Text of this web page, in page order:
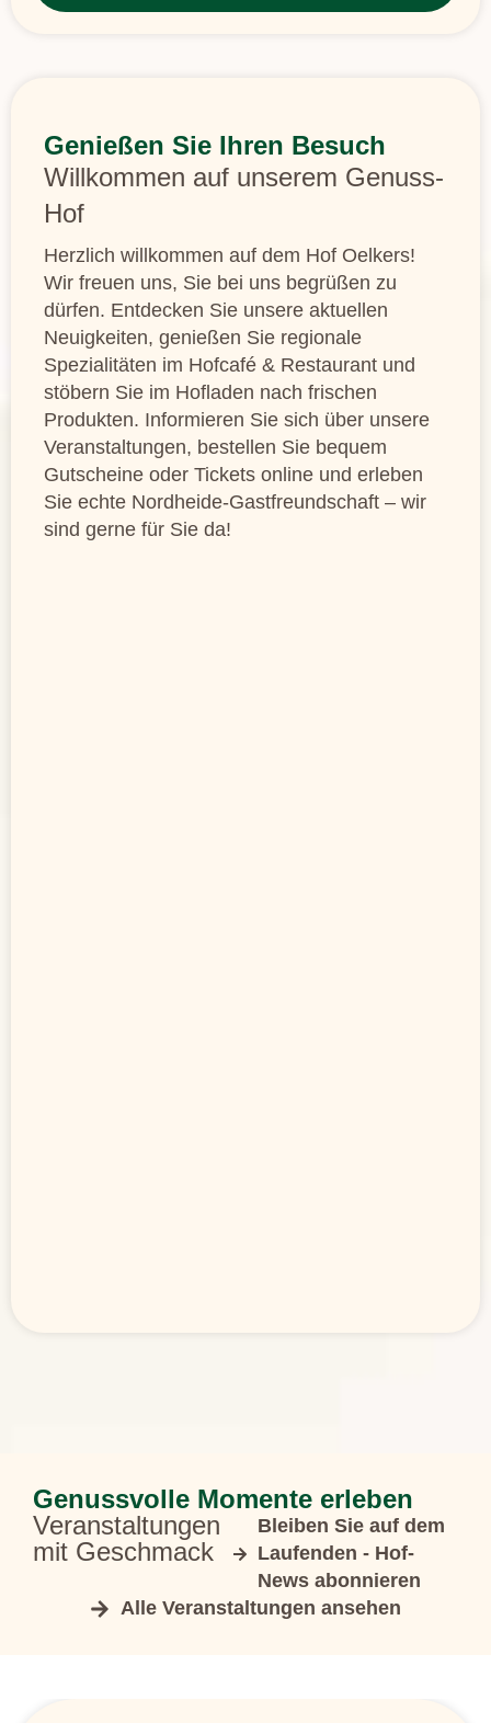
Genießen Sie Ihren Besuch
Willkommen auf unserem Genuss-
Hof
Herzlich willkommen auf dem Hof Oelkers!
Wir freuen uns, Sie bei uns begrüßen zu
dürfen. Entdecken Sie unsere aktuellen
Neuigkeiten, genießen Sie regionale
Spezialitäten im Hofcafé & Restaurant und
stöbern Sie im Hofladen nach frischen
Produkten. Informieren Sie sich über unsere
Veranstaltungen, bestellen Sie bequem
Gutscheine oder Tickets online und erleben
Sie echte Nordheide-Gastfreundschaft – wir
sind gerne für Sie da!
Genussvolle Momente erleben
Veranstaltungen
mit Geschmack
Bleiben Sie auf dem
Laufenden - Hof-
News abonnieren
Alle Veranstaltungen ansehen